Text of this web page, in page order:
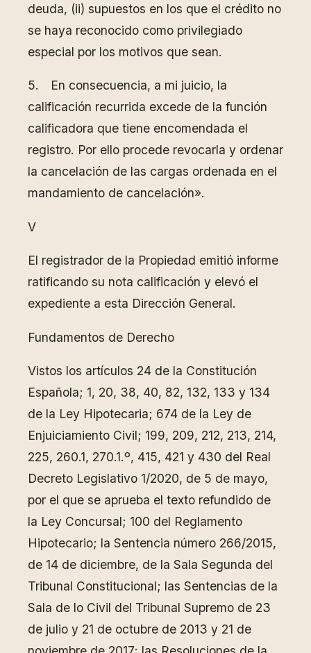
deuda, (ii) supuestos en los que el crédito no
se haya reconocido como privilegiado
especial por los motivos que sean.
5. En consecuencia, a mi juicio, la
calificación recurrida excede de la función
calificadora que tiene encomendada el
registro. Por ello procede revocarla y ordenar
la cancelación de las cargas ordenada en el
mandamiento de cancelación».
V
El registrador de la Propiedad emitió informe
ratificando su nota calificación y elevó el
expediente a esta Dirección General.
Fundamentos de Derecho
Vistos los artículos 24 de la Constitución
Española; 1, 20, 38, 40, 82, 132, 133 y 134
de la Ley Hipotecaria; 674 de la Ley de
Enjuiciamiento Civil; 199, 209, 212, 213, 214,
225, 260.1, 270.1.º, 415, 421 y 430 del Real
Decreto Legislativo 1/2020, de 5 de mayo,
por el que se aprueba el texto refundido de
la Ley Concursal; 100 del Reglamento
Hipotecario; la Sentencia número 266/2015,
de 14 de diciembre, de la Sala Segunda del
Tribunal Constitucional; las Sentencias de la
Sala de lo Civil del Tribunal Supremo de 23
de julio y 21 de octubre de 2013 y 21 de